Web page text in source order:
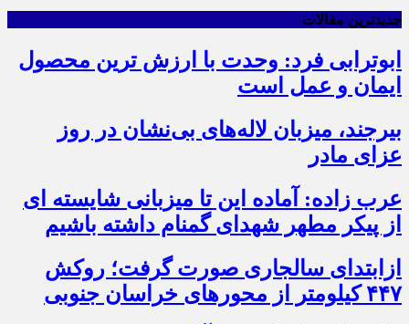
جدیدترین مقالات
ابوترابی فرد: وحدت با ارزش ترین محصول
ایمان و عمل است
بیرجند، میزبان لاله‌های بی‌نشان در روز
عزای مادر
عرب زاده: آماده این تا میزبانی شایسته ای
از پیکر مطهر شهدای گمنام داشته باشیم
ازابتدای سالجاری صورت گرفت؛ روکش
۴۴۷ کیلومتر از محورهای خراسان جنوبی